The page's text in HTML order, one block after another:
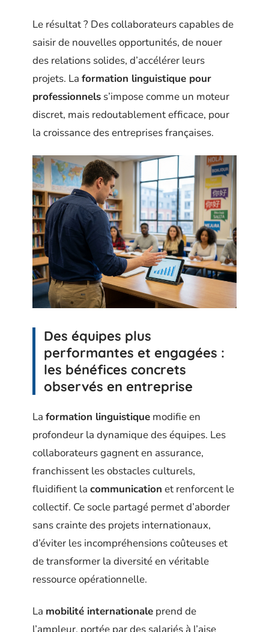
Le résultat ? Des collaborateurs capables de
saisir de nouvelles opportunités, de nouer
des relations solides, d’accélérer leurs
projets. La formation linguistique pour
professionnels s’impose comme un moteur
discret, mais redoutablement efficace, pour
la croissance des entreprises françaises.
Des équipes plus
performantes et engagées :
les bénéfices concrets
observés en entreprise
La formation linguistique modifie en
profondeur la dynamique des équipes. Les
collaborateurs gagnent en assurance,
franchissent les obstacles culturels,
fluidifient la communication et renforcent le
collectif. Ce socle partagé permet d’aborder
sans crainte des projets internationaux,
d’éviter les incompréhensions coûteuses et
de transformer la diversité en véritable
ressource opérationnelle.
La mobilité internationale prend de
l’ampleur, portée par des salariés à l’aise